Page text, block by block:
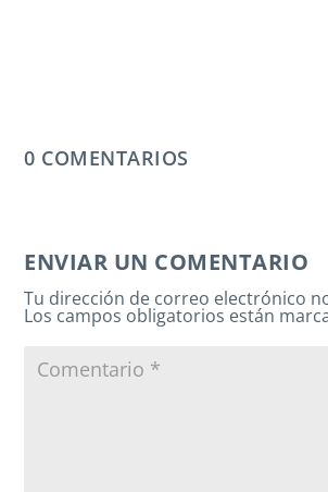
0 COMENTARIOS
ENVIAR UN COMENTARIO
Tu dirección de correo electrónico
Los campos obligatorios están